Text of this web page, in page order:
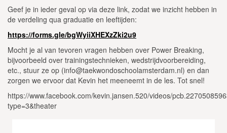
Geef je in ieder geval op via deze link, zodat we inzicht hebben in
de verdeling qua graduatie en leeftijden:
https://forms.gle/bgWyiiXHEXzZki2u9
Mocht je al van tevoren vragen hebben over Power Breaking,
bijvoorbeeld over trainingstechnieken, wedstrijdvoorbereiding,
etc., stuur ze op (info@taekwondoschoolamsterdam.nl) en dan
zorgen we ervoor dat Kevin het meeneemt in de les. Tot snel!
https://www.facebook.com/kevin.jansen.520/videos/
type=3&theater